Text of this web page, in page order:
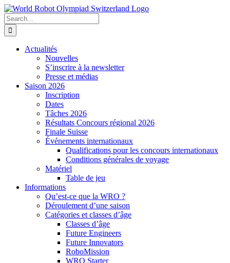
Skip
to
content
Search
for:
Actualités
Nouvelles
S’inscrire à la newsletter
Presse et médias
Saison 2026
Inscription
Dates
Tâches 2026
Résultats Concours régional 2026
Finale Suisse
Événements internationaux
Qualifications pour les concours internationaux
Conditions générales de voyage
Matériel
Table de jeu
Informations
Qu’est-ce que la WRO ?
Déroulement d’une saison
Catégories et classes d’âge
Classes d’âge
Future Engineers
Future Innovators
RoboMission
WRO Starter